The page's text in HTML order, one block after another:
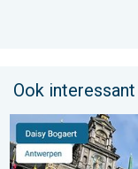
Ook interessant
Stuur jouw